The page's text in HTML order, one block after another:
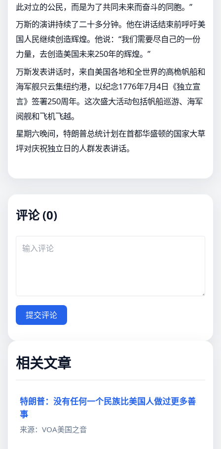
此对立的公民，而是为了共同未来而奋斗的同胞。”
万斯的演讲持续了二十多分钟。他在讲话结束前呼吁美
国人民继续创造辉煌。他说：“我们需要尽自己的一份
力量，去创造美国未来250年的辉煌。”
万斯发表讲话时，来自美国各地和全世界的高桅帆船和
海军舰只云集纽约港，以纪念1776年7月4日《独立宣
言》签署250周年。这次盛大活动包括帆船巡游、海军
阅舰和飞机飞越。
星期六晚间，特朗普总统计划在首都华盛顿的国家大草
坪对庆祝独立日的人群发表讲话。
评论 (0)
提交评论
相关文章
特朗普：没有任何一个民族比美国人做过更多善
事
来源：VOA美国之音